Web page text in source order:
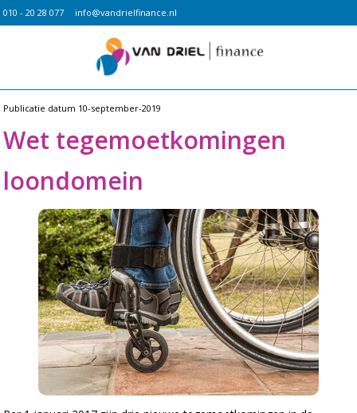
010 - 20 28 077 info@vandrielfinance.nl
Publicatie datum 10-september-2019
Wet tegemoetkomingen
loondomein